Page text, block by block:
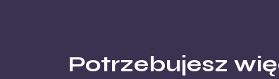
Potrzebujesz